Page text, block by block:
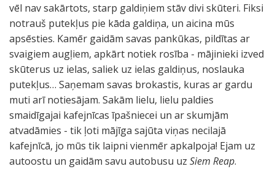
vēl nav sakārtots, starp galdiņiem stāv divi skūteri. Fiksi
notrauš putekļus pie kāda galdiņa, un aicina mūs
apsēsties. Kamēr gaidām savas pankūkas, pildītas ar
svaigiem augļiem, apkārt notiek rosība - mājinieki izved
skūterus uz ielas, saliek uz ielas galdiņus, noslauka
putekļus… Saņemam savas brokastis, kuras ar gardu
muti arī notiesājam. Sakām lielu, lielu paldies
smaidīgajai kafejnīcas īpašniecei un ar skumjām
atvadāmies - tik ļoti mājīga sajūta viņas necilajā
kafejnīcā, jo mūs tik laipni vienmēr apkalpoja! Ejam uz
autoostu un gaidām savu autobusu uz Siem Reap.